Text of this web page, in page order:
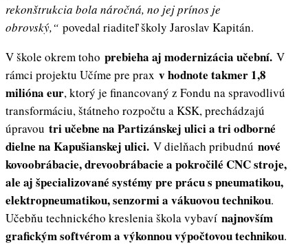
rekonštrukcia bola náročná, no jej prínos je
obrovský,“ povedal riaditeľ školy Jaroslav Kapitán.
V škole okrem toho prebieha aj modernizácia učební. V
rámci projektu Učíme pre prax v hodnote takmer 1,8
milióna eur, ktorý je financovaný z Fondu na spravodlivú
transformáciu, štátneho rozpočtu a KSK, prechádzajú
úpravou tri učebne na Partizánskej ulici a tri odborné
dielne na Kapušianskej ulici. V dielňach pribudnú nové
kovoobrábacie, drevoobrábacie a pokročilé CNC stroje,
ale aj špecializované systémy pre prácu s pneumatikou,
elektropneumatikou, senzormi a vákuovou technikou.
Učebňu technického kreslenia škola vybaví najnovším
grafickým softvérom a výkonnou výpočtovou technikou.